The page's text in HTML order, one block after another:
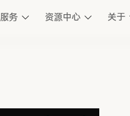
服务 资源中心 关于